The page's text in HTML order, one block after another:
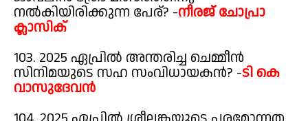
നൽകിയിരിക്കുന്ന പേര്? -നീരജ് ചോപ്രാ
ക്ലാസിക്
103. 2025 ഏപ്രിൽ അന്തരിച്ച ചെമ്മീൻ
സിനിമയുടെ സഹ സംവിധായകൻ? -ടി കെ
വാസുദേവൻ